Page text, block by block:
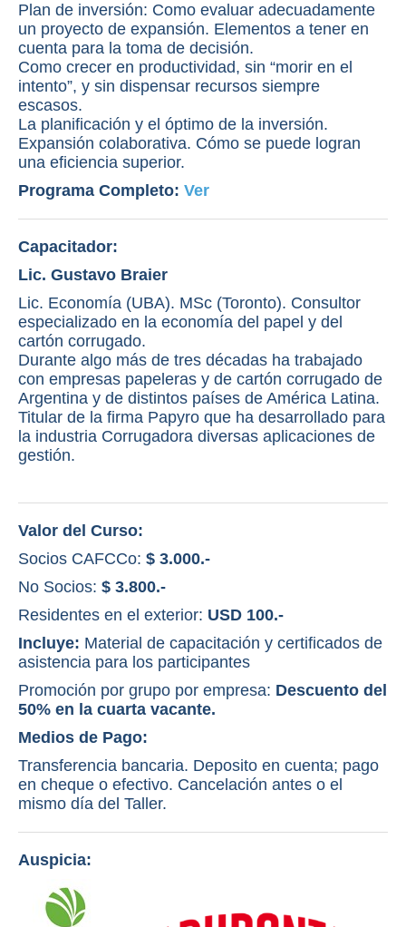
Plan de inversión: Como evaluar adecuadamente
un proyecto de expansión. Elementos a tener en
cuenta para la toma de decisión.
Como crecer en productividad, sin “morir en el
intento”, y sin dispensar recursos siempre
escasos.
La planificación y el óptimo de la inversión.
Expansión colaborativa. Cómo se puede logran
una eficiencia superior.
Programa Completo: Ver
Capacitador:
Lic. Gustavo Braier
Lic. Economía (UBA). MSc (Toronto). Consultor
especializado en la economía del papel y del
cartón corrugado.
Durante algo más de tres décadas ha trabajado
con empresas papeleras y de cartón corrugado de
Argentina y de distintos países de América Latina.
Titular de la firma Papyro que ha desarrollado para
la industria Corrugadora diversas aplicaciones de
gestión.
Valor del Curso:
Socios CAFCCo: $ 3.000.-
No Socios: $ 3.800.-
Residentes en el exterior: USD 100.-
Incluye: Material de capacitación y certificados de
asistencia para los participantes
Promoción por grupo por empresa: Descuento del
50% en la cuarta vacante.
Medios de Pago:
Transferencia bancaria. Deposito en cuenta; pago
en cheque o efectivo. Cancelación antes o el
mismo día del Taller.
Auspicia: